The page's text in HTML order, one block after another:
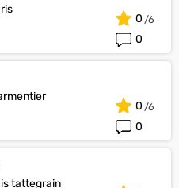
0
0
0
0
tattegrain